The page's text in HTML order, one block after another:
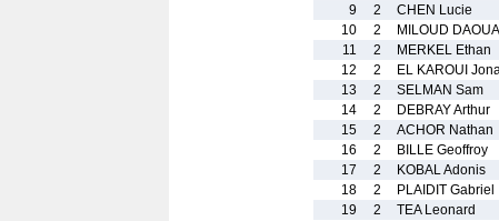
9
2 CHEN Lucie
10
2 MILOUD
11
2 MERKEL Ethan
12
2 EL KAROUI
13
2 SELMAN Sam
14
2 DEBRAY Arthur
15
2 ACHOR Nathan
16
2 BILLE Geoffroy
17
2 KOBAL Adonis
18
2 PLAIDIT Gabriel
19
2 TEA Leonard